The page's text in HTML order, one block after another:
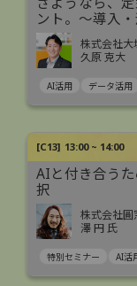
ント。〜導入
株式会社大
久原 克大
AI活用 データ活用
[C13] 13:00 ~ 14:00
AIと付き合う
択
株式会社圓
澤 円 氏
特別セミナー AI活